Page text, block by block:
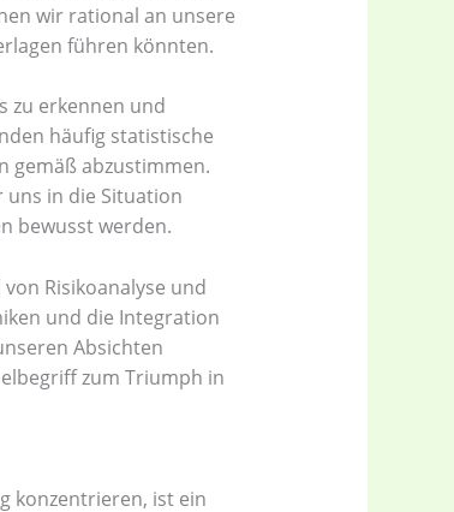
wir rational an unsere
führen könnten.
zu erkennen und
häufig statistische
gemäß abzustimmen.
in die Situation
bewusst werden.
Risikoanalyse und
und die Integration
Absichten
zum Triumph in
konzentrieren, ist ein